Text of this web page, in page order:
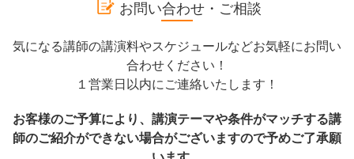
お問い合わせ・ご相談
気になる講師の講演料やスケジュールなどお気軽にお問い
合わせください！
１営業日以内にご連絡いたします！
お客様のご予算により、講演テーマや条件がマッチする講
師のご紹介ができない場合がございますので予めご了承願